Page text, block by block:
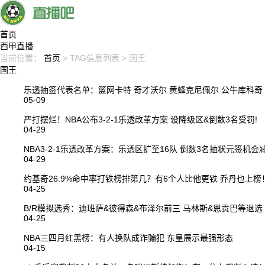
首页
西甲直播
当前位置： 首页 > TAG信息列表 > 国王
国王
乐透抽签代表名单：篮网卡特 奇才沃尔 黄蜂克尼佩尔 公牛库科奇
05-09
严打摆烂！NBA公布3-2-1乐透改革方案 设降级区&倒数3名受罚!
04-29
NBA3-2-1乐透改革方案：乐透区扩至16队 倒数3名抽状元签机会
04-29
约基奇26.9%命中率打铁榜排第几？有6个人比他更铁 乔丹也上榜
04-25
B/R模拟选秀：迪班萨&彼得森&布泽尔前三 马林斯&恩贡巴等退选
04-25
NBA三四月红黑榜：有人换队成诈骗犯 东皇展示最强形态
04-15